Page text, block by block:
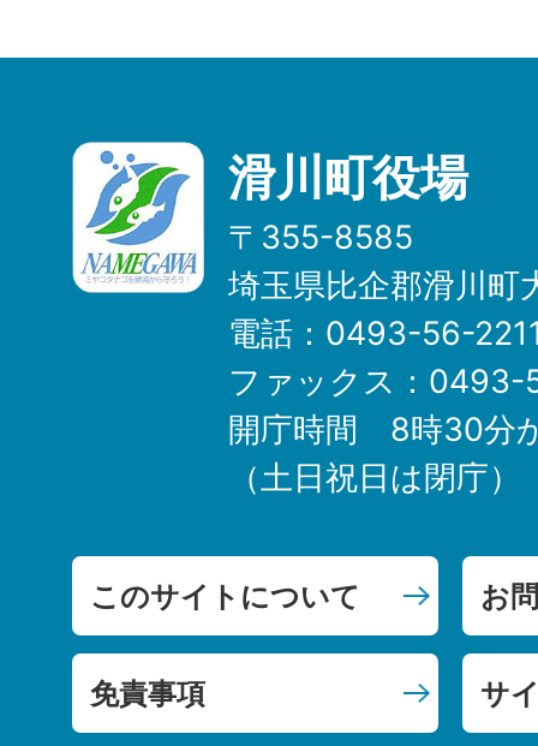
滑川町役場
〒355-8585
埼玉県比企郡滑川町
電話：0493-56-
ファックス：
開庁時間 8時30分
（土日祝日は閉庁）
このサイトについて お
免責事項 サ